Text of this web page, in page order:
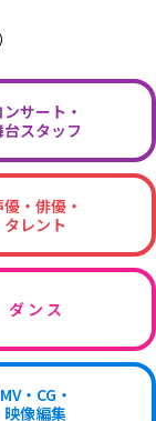
ンサート・
台スタッフ
優・俳優・
タレント
ダ ン ス
MV・CG・
映像編集